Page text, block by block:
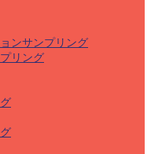
ンサンプリング
リング